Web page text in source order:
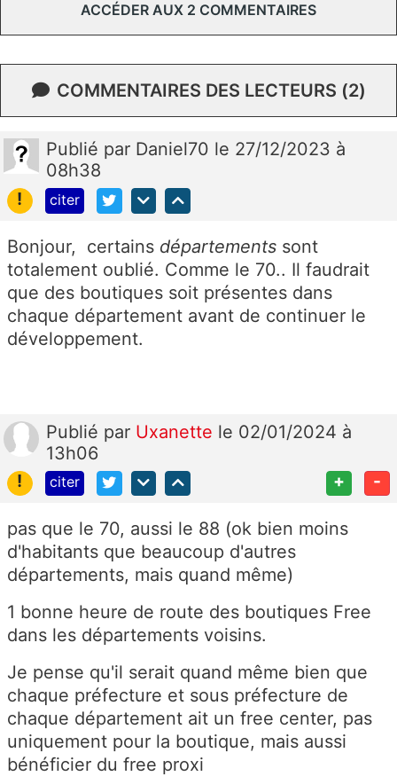
ACCÉDER AUX 2 COMMENTAIRES
COMMENTAIRES DES LECTEURS (2)
Publié par Daniel70 le 27/12/2023 à
08h38
!
citer
Bonjour, certains départements sont
totalement oublié. Comme le 70.. Il faudrait
que des boutiques soit présentes dans
chaque département avant de continuer le
développement.
Publié par Uxanette le 02/01/2024 à
13h06
!
citer + -
pas que le 70, aussi le 88 (ok bien moins
d'habitants que beaucoup d'autres
départements, mais quand même)
1 bonne heure de route des boutiques Free
dans les départements voisins.
Je pense qu'il serait quand même bien que
chaque préfecture et sous préfecture de
chaque département ait un free center, pas
uniquement pour la boutique, mais aussi
bénéficier du free proxi